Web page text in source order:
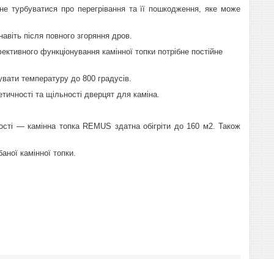
турбуватися про перегрівання та її пошкодження, яке може
після повного згоряння дров.
функціонування камінної топки потрібне постійне
температуру до 800 градусів.
та щільності дверцят для каміна.
— камінна топка REMUS здатна обігріти до 160 м2. Також
камінної топки.